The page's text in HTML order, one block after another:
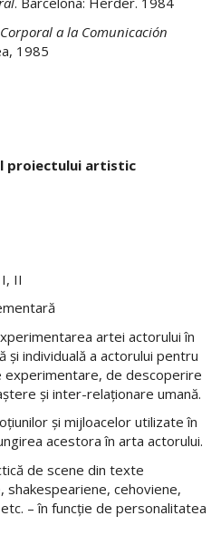
a la Comunicación
1985
proiectului artistic
II
artei actorului în
şi individuală a actorului pentru
experimentare, de descoperire
şi inter-relaţionare umană.
şi mijloacelor utilizate în
acestora în arta actorului.
de scene din texte
cehoviene,
– în funcţie de personalitatea